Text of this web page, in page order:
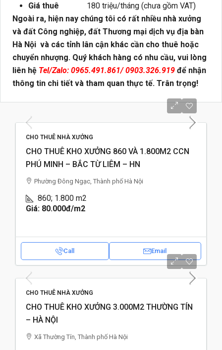
Giá thuê
180 triệu/tháng (chưa gồm VAT)
Ngoài ra, hiện nay chúng tôi có rất nhiều nhà xưởng
và đất Công nghiệp, đất Thương mại dịch vụ địa bàn
Hà Nội và các tỉnh lân cận khác cần cho thuê hoặc
chuyển nhượng. Quý khách hàng có nhu cầu, vui lòng
liên hệ Tel/Zalo: 0965.491.861/ 0903.326.919 để nhận
thông tin chi tiết và tham quan thực tế. Trân trọng!
CHO THUÊ NHÀ XƯỞNG
CHO THUÊ KHO XƯỞNG 860 VÀ 1.800M2 CCN
PHÚ MINH – BẮC TỪ LIÊM – HN
Phường Đông Ngạc, Thành phố Hà Nội
860; 1.800 m2
Giá: 80.000đ/m2
Call Email
CHO THUÊ NHÀ XƯỞNG
CHO THUÊ KHO XƯỞNG 3.000M2 THƯỜNG TÍN
– HÀ NỘI
Xã Thường Tín, Thành phố Hà Nội